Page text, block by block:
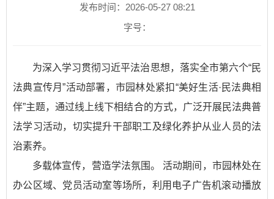
发布时间：2026-05-27 08:21
字号：
为深入学习贯彻习近平法治思想，落实全市第六个“民
法典宣传月”活动部署，市园林处紧扣“美好生活·民法典相
伴”主题，通过线上线下相结合的方式，广泛开展民法典普
法学习活动，切实提升干部职工及绿化养护从业人员的法
治素养。
多载体宣传，营造学法氛围。 活动期间，市园林处在
办公区域、党员活动室等场所，利用电子广告机滚动播放